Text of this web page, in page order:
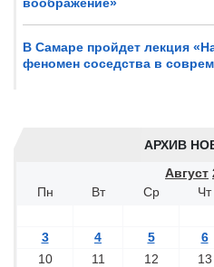
В Самаре пройдет лекция
феномен соседства в
АРХИВ
Август
Пн
Вт Ср Чт
3
4 5 6
10
11 12 13